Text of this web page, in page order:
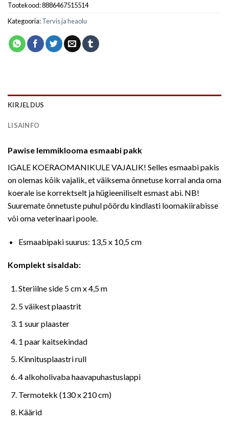
Tootekood:8886467515514
Kategooria:Tervis ja heaolu
KIRJELDUS
LISAINFO
Pawise lemmiklooma esmaabi pakk
IGALE KOERAOMANIKULE VAJALIK! Selles esmaabi pakis
on olemas kõik vajalik, et väiksema õnnetuse korral anda oma
koerale ise korrektselt ja hügieeniliselt esmast abi. NB!
Suuremate õnnetuste puhul pöördu kindlasti loomakiirabisse
või oma veterinaari poole.
Esmaabipaki suurus: 13,5 x 10,5 cm
Komplekt sisaldab:
Steriilne side 5 cm x 4,5 m
5 väikest plaastrit
1 suur plaaster
1 paar kaitsekindad
Kinnitusplaastri rull
4 alkoholivaba haavapuhastuslappi
Termotekk (130 x 210 cm)
Käärid